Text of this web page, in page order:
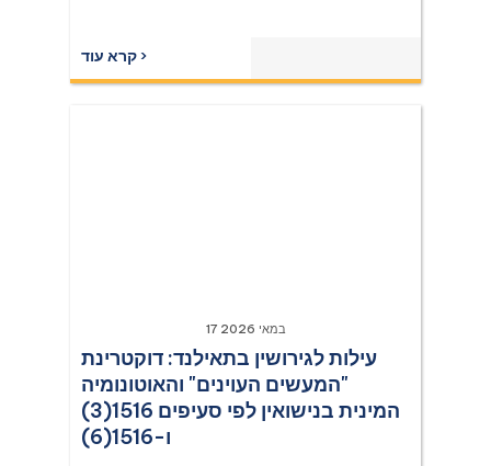
קרא עוד ›
17 במאי 2026
עילות לגירושין בתאילנד: דוקטרינת
"המעשים העוינים" והאוטונומיה
המינית בנישואין לפי סעיפים 1516(3)
ו-1516(6)